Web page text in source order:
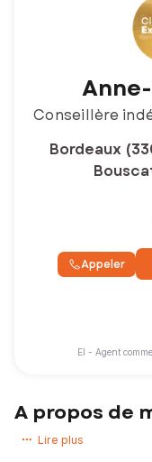
Conseillère
Bordeaux
Appeler
EI - Agent
A propos de
Un projet immobilier
Lire plus